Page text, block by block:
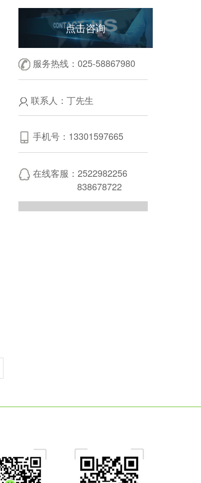
点击咨询
服务热线：025-58867980
联系人：丁先生
手机号：13301597665
在线客服：2522982256
838678722